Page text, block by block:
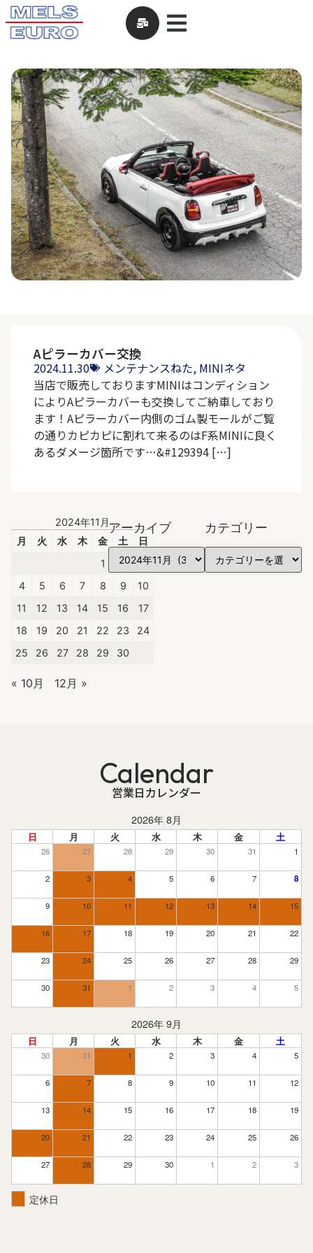
Aピラーカバー交換
2024.11.30 メンテナンスねた, MINIネタ
当店で販売しておりますMINIはコンディション
によりAピラーカバーも交換してご納車しており
ます！Aピラーカバー内側のゴム製モールがご覧
の通りカピカピに割れて来るのはF系MINIに良く
あるダメージ箇所です…&#129394 […]
2024年11月
月
火 水 木 金 土
日
1
2
3
4
5 6 7 8 9
10
11
12 13 14 15 16
17
18
19 20 21 22 23
24
25
26 27 28 29 30
« 10月 12月 »
アーカイブ カテゴリー
Calendar
営業日カレンダー
2026年 8月
日 月 火 水 木 金 土
26 27 28 29 30 31 1
2 3 4 5 6 7 8
9 10 11 12 13 14 15
16 17 18 19 20 21 22
23 24 25 26 27 28 29
30 31 1 2 3 4 5
2026年 9月
日 月 火 水 木 金 土
30 31 1 2 3 4 5
6 7 8 9 10 11 12
13 14 15 16 17 18 19
20 21 22 23 24 25 26
27 28 29 30 1 2 3
定休日